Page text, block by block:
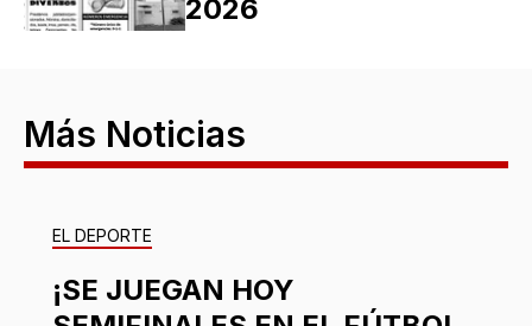
2026
Más Noticias
EL DEPORTE
¡SE JUEGAN HOY